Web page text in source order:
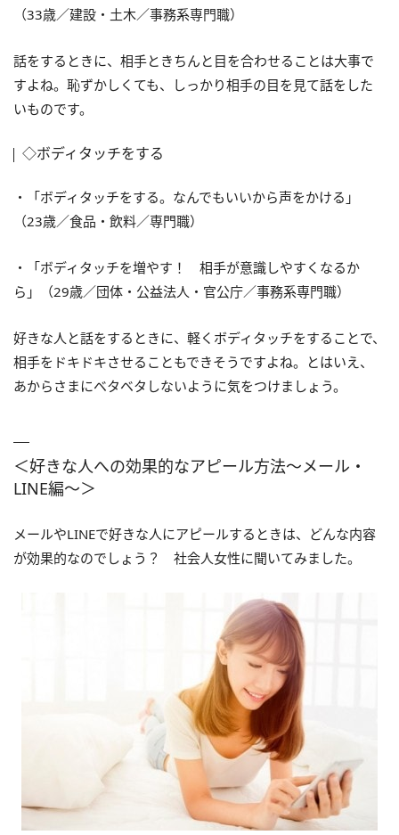
（33歳／建設・土木／事務系専門職）
話をするときに、相手ときちんと目を合わせることは大事で
すよね。恥ずかしくても、しっかり相手の目を見て話をした
いものです。
◇ボディタッチをする
・「ボディタッチをする。なんでもいいから声をかける」
（23歳／食品・飲料／専門職）
・「ボディタッチを増やす！ 相手が意識しやすくなるか
ら」（29歳／団体・公益法人・官公庁／事務系専門職）
好きな人と話をするときに、軽くボディタッチをすることで、
相手をドキドキさせることもできそうですよね。とはいえ、
あからさまにベタベタしないように気をつけましょう。
＜好きな人への効果的なアピール方法～メール・
LINE編～＞
メールやLINEで好きな人にアピールするときは、どんな内容
が効果的なのでしょう？ 社会人女性に聞いてみました。